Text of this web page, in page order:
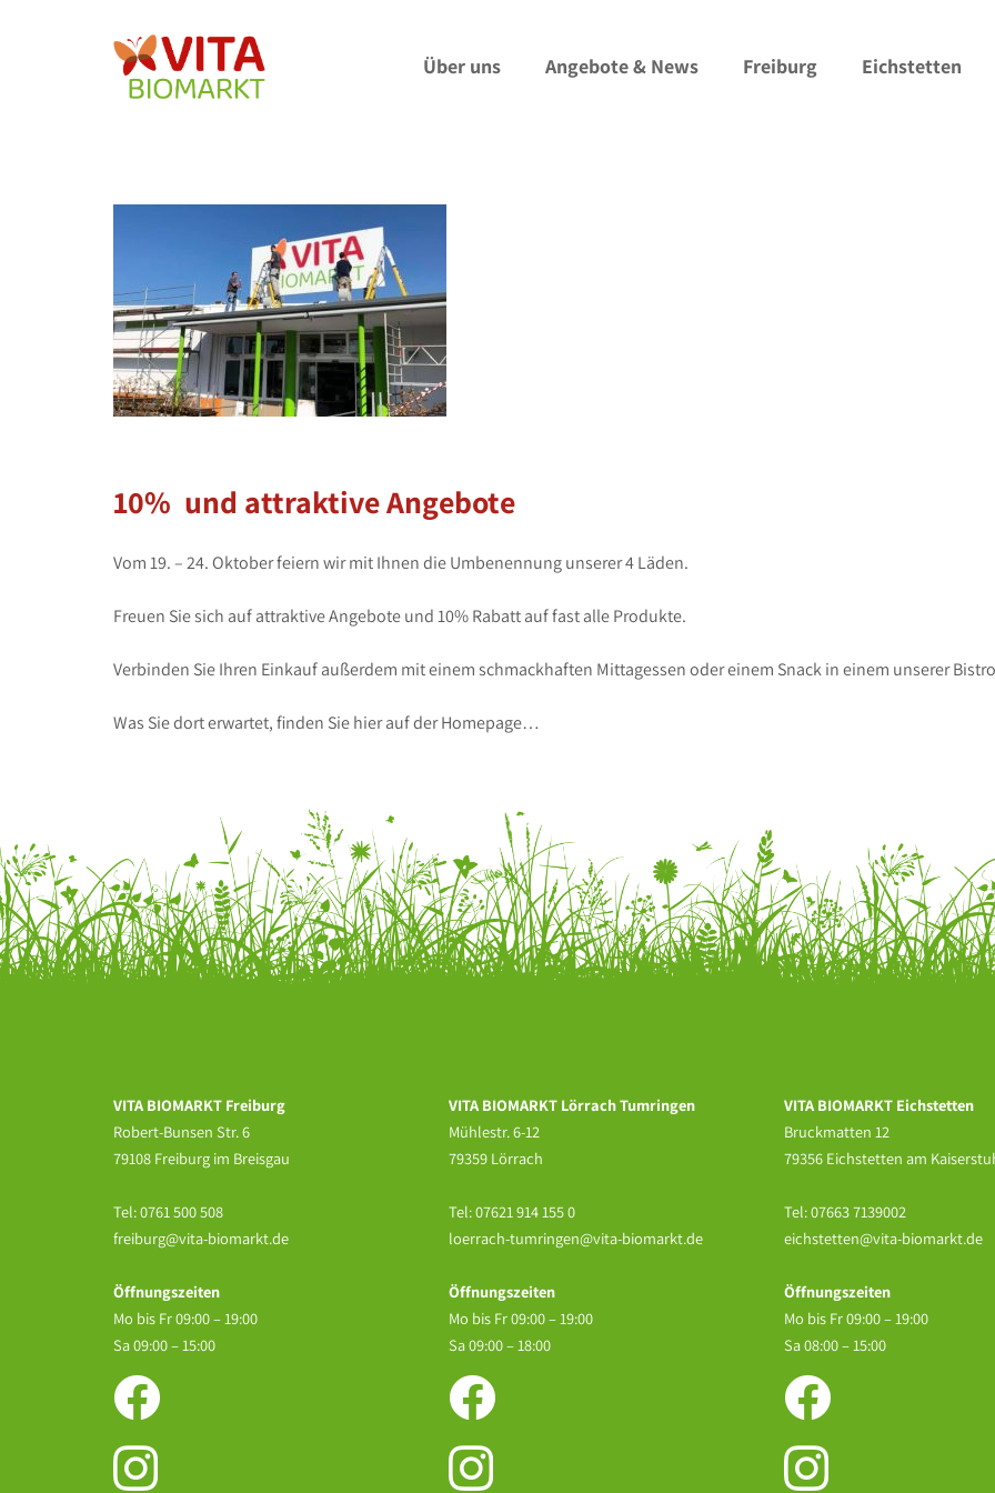
Über uns Angebote & News Freiburg Eichstetten
10% und attraktive Angebote
Vom 19. – 24. Oktober feiern wir mit Ihnen die Umbenennung unserer 4 Läden.
Freuen Sie sich auf attraktive Angebote und 10% Rabatt auf fast alle Produkte.
Verbinden Sie Ihren Einkauf außerdem mit einem schmackhaften Mittagessen oder einem Snack in einem unserer
Was Sie dort erwartet, finden Sie hier auf der Homepage…
VITA BIOMARKT Freiburg
Robert-Bunsen Str. 6
79108 Freiburg im Breisgau
Tel:0761 500 508
freiburg@vita-biomarkt.de
Öffnungszeiten
Mo bis Fr 09:00 – 19:00
Sa 09:00 – 15:00
VITA BIOMARKT Lörrach Tumringen
Mühlestr. 6-12
79359 Lörrach
Tel:07621 914 155 0
loerrach-tumringen@vita-biomarkt.de
Öffnungszeiten
Mo bis Fr 09:00 – 19:00
Sa 09:00 – 18:00
VITA BIOMARKT Eichstetten
Bruckmatten 12
79356 Eichstetten am
Tel:07663 7139002
eichstetten@vita-biomarkt.de
Öffnungszeiten
Mo bis Fr 09:00 – 19:00
Sa 08:00 – 15:00